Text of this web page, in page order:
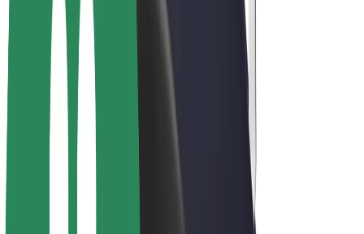
Elcykler
Bolt Plus
Tjen penge med Bolt
Chauffører
Chaufførindtjening